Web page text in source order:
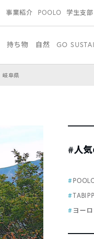
事業紹介 POOLO 学生支部
持ち物 自然 GO
岐阜県
#人
ヨー